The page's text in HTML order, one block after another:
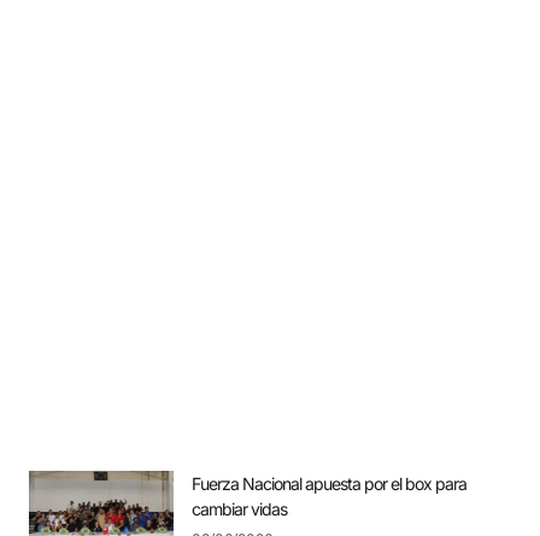
Fuerza Nacional apuesta por el box para
cambiar vidas